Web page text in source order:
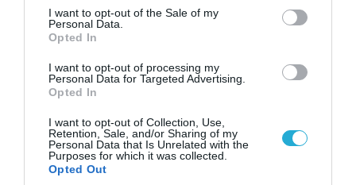
consent section.
I want to opt-out of the Sale of my
Personal Data.
Opted In
I want to opt-out of processing my
Personal Data for Targeted Advertising.
Opted In
I want to opt-out of Collection, Use,
Retention, Sale, and/or Sharing of my
Personal Data that Is Unrelated with the
Purposes for which it was collected.
Opted Out
08.08.2026 | 09:02
«Η απόλυτη τραγωδία»: Η «αιχμηρή» ανάρτηση
του Αρκά για τα τατουάζ (φωτο)